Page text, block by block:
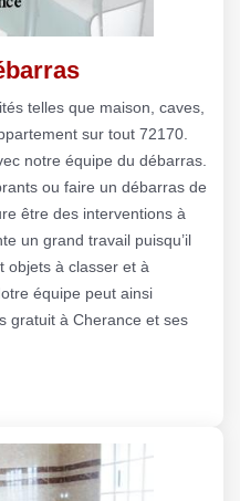
telles que maison, caves,
sur tout 72170.
notre équipe du débarras.
ou faire un débarras de
être des interventions à
un grand travail puisqu’il
objets à classer et à
équipe peut ainsi
gratuit à Cherance et ses